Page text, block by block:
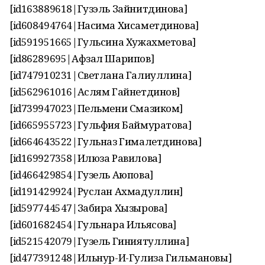
[id163889618|Гузэль Зайнитдинова]
[id608494764|Насима Хисаметдинова]
[id591951665|Гульсина Хужахметова]
[id86289695|Афзал Шарипов]
[id747910231|Светлана Галиуллина]
[id562961016|Аслям Гайнетдинов]
[id739947023|Пельмени Смазиком]
[id665955723|Гульфия Баймуратова]
[id664643522|Гульназ Гималетдинова]
[id169927358|Илюза Равилова]
[id466429854|Гузель Аюпова]
[id191429924|Руслан Ахмадуллин]
[id597744547|Забира Хызырова]
[id601682454|Гульнара Ильясова]
[id521542079|Гузель Гиниятуллина]
[id477391248|Ильнур-И-Гулиза Гильмановы]